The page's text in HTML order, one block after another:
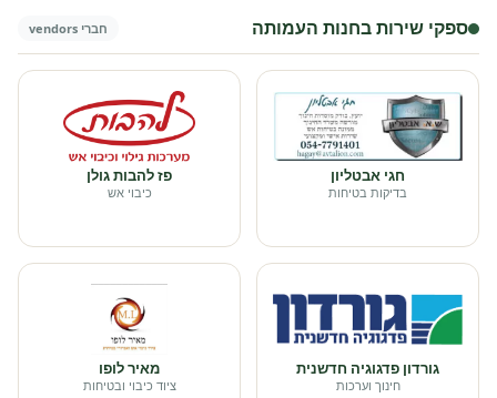
ספקי שירות בחנות העמותה חברי vendors
חגי אבטליון
בדיקות בטיחות
פז להבות גולן
כיבוי אש
גורדון פדגוגיה חדשנית
חינוך וערכות
מאיר לופו
ציוד כיבוי ובטיחות